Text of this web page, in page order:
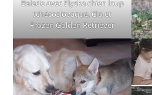
Balade avec Elyska chien loup
tchécoslovaque, Clo et
Frozen Golden Retriever